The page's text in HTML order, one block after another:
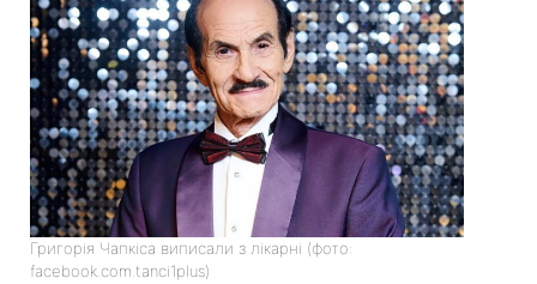
Григорія Чапкіса виписали з лікарні (фото:
facebook.com.tanci1plus)